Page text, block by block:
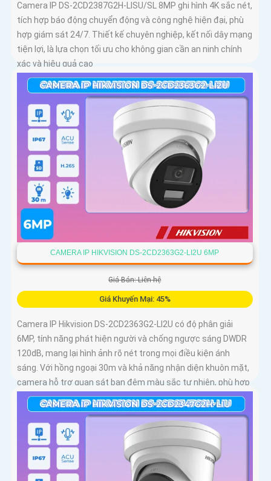
Camera IP DS-2CD2387G2H-LISU/SL 8MP ghi hình 4K sắc nét,
tích hợp báo động chuyển động và công nghệ hiện đại, phù
hợp giám sát 24/7. Thiết kế chuyên nghiệp, kết nối dây mạng
tiện lợi, là lựa chọn tối ưu cho không gian cần an ninh chính
xác và hiệu quả cao
CAMERA IP HIKVISION DS-2CD2363G2-LI2U 6MP
Giá Bán: Liên hệ
Giá Khuyến Mại: 45%
Camera IP Hikvision DS-2CD2363G2-LI2U có độ phân giải
6MP, tính năng phát hiện người và chống ngược sáng DWDR
120dB, mang lại hình ảnh rõ nét trong mọi điều kiện ánh
sáng. Với hồng ngoại 30m và khả năng nhận diện khuôn mặt,
camera hỗ trợ quan sát ban đêm màu sắc tự nhiên, phù hợp
cho công trình